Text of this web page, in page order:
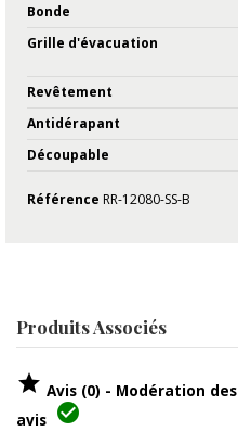
Bonde
Grille d'évacuation
Revêtement
Antidérapant
Découpable
Référence RR-12080-SS-B
Produits Associés
 Avis (0) - Modération des
avis 